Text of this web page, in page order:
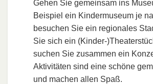
Gehen Sie gemeinsam ins
Beispiel ein Kindermuseum je
besuchen Sie ein regionales
Sie sich ein (Kinder-
suchen Sie zusammen ein
Aktivitäten sind eine schöne
und machen allen Spaß.